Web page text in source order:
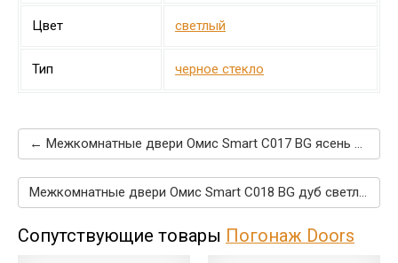
Цвет светлый
Тип черное стекло
← Межкомнатные двери Омис Smart C017 BG ясень сизый
Межкомнатные двери Омис Smart C018 BG дуб светлый →
Сопутствующие товары Погонаж Doors